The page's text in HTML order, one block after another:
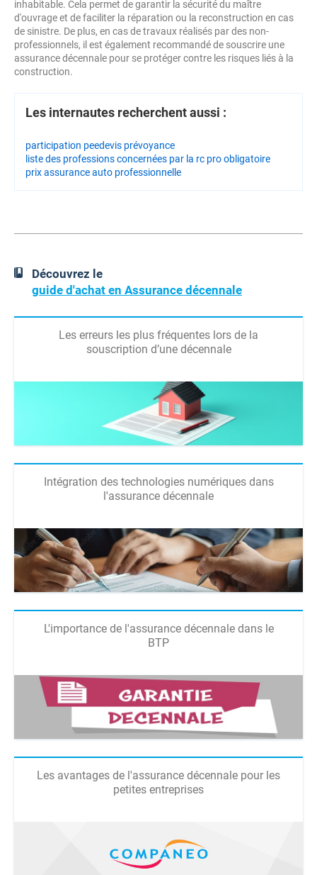
inhabitable. Cela permet de garantir la sécurité du maître
d'ouvrage et de faciliter la réparation ou la reconstruction en cas
de sinistre. De plus, en cas de travaux réalisés par des non-
professionnels, il est également recommandé de souscrire une
assurance décennale pour se protéger contre les risques liés à la
construction.
Les internautes recherchent aussi :
participation peedevis prévoyance
liste des professions concernées par la rc pro obligatoire
prix assurance auto professionnelle
Découvrez le
guide d'achat en Assurance décennale
Les erreurs les plus fréquentes lors de la
souscription d’une décennale
Intégration des technologies numériques dans
l'assurance décennale
L'importance de l'assurance décennale dans le
BTP
Les avantages de l'assurance décennale pour les
petites entreprises